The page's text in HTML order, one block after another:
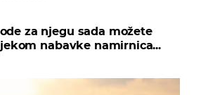
za njegu sada možete
nabavke namirnica...